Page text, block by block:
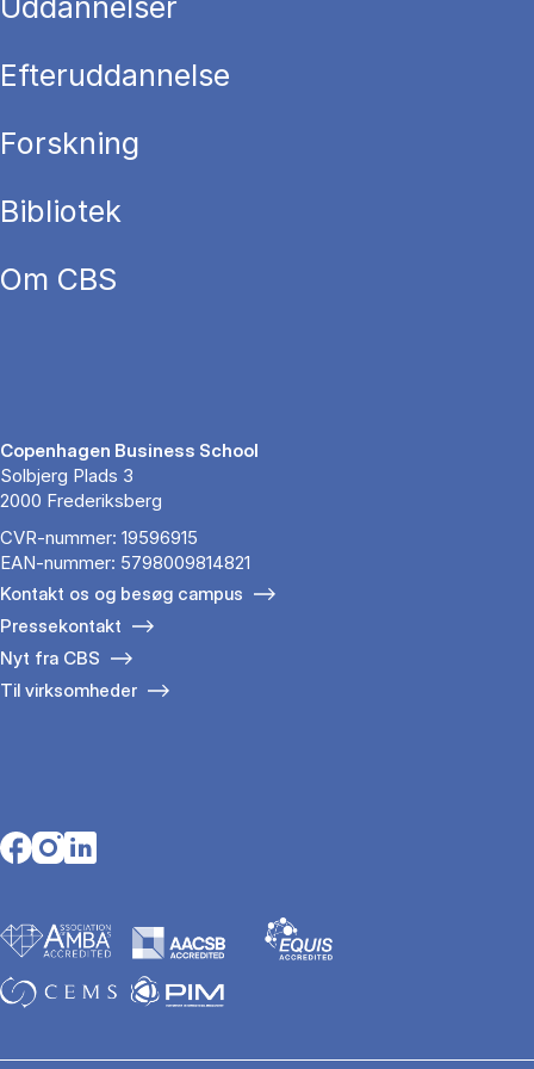
Uddannelser
Efteruddannelse
Forskning
Bibliotek
Om CBS
Copenhagen Business School
Solbjerg Plads 3
2000 Frederiksberg
CVR-nummer: 19596915
EAN-nummer: 5798009814821
Kontakt os og besøg campus
Pressekontakt
Nyt fra CBS
Til virksomheder
Opens in a new tab
Opens in a new tab
Opens in a new tab